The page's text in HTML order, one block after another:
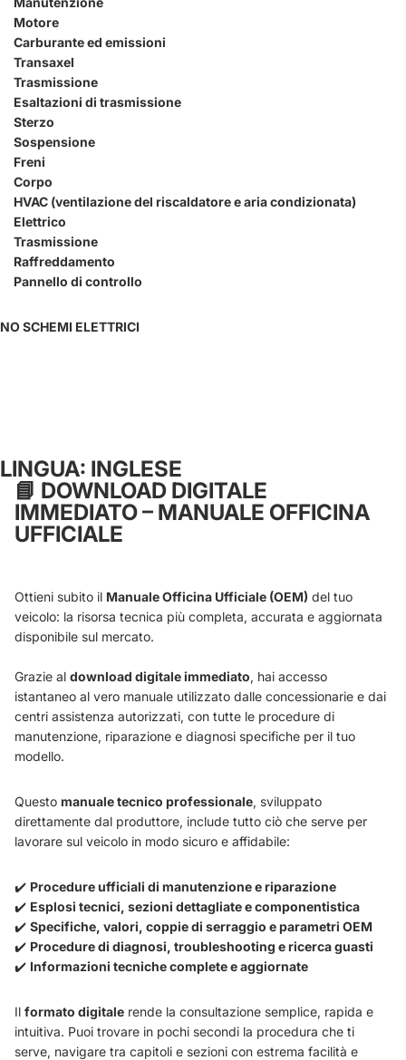
Motore
Carburante ed emissioni
Transaxel
Trasmissione
Esaltazioni di trasmissione
Sterzo
Sospensione
Freni
Corpo
HVAC (ventilazione del riscaldatore e aria condizionata)
Elettrico
Trasmissione
Raffreddamento
Pannello di controllo
NO SCHEMI ELETTRICI
LINGUA: INGLESE
📘 DOWNLOAD DIGITALE
IMMEDIATO – MANUALE OFFICINA
UFFICIALE
Ottieni subito il Manuale Officina Ufficiale (OEM) del tuo
veicolo: la risorsa tecnica più completa, accurata e aggiornata
disponibile sul mercato.
Grazie al download digitale immediato, hai accesso
istantaneo al vero manuale utilizzato dalle concessionarie e dai
centri assistenza autorizzati, con tutte le procedure di
manutenzione, riparazione e diagnosi specifiche per il tuo
modello.
Questo manuale tecnico professionale, sviluppato
direttamente dal produttore, include tutto ciò che serve per
lavorare sul veicolo in modo sicuro e affidabile:
✔️ Procedure ufficiali di manutenzione e riparazione
✔️ Esplosi tecnici, sezioni dettagliate e componentistica
✔️ Specifiche, valori, coppie di serraggio e parametri OEM
✔️ Procedure di diagnosi, troubleshooting e ricerca guasti
✔️ Informazioni tecniche complete e aggiornate
Il formato digitale rende la consultazione semplice, rapida e
intuitiva. Puoi trovare in pochi secondi la procedura che ti
serve, navigare tra capitoli e sezioni con estrema facilità e